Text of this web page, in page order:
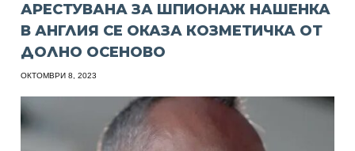
АРЕСТУВАНА ЗА ШПИОНАЖ НАШЕНКА
В АНГЛИЯ СЕ ОКАЗА КОЗМЕТИЧКА ОТ
ДОЛНО ОСЕНОВО
ОКТОМВРИ 8, 2023